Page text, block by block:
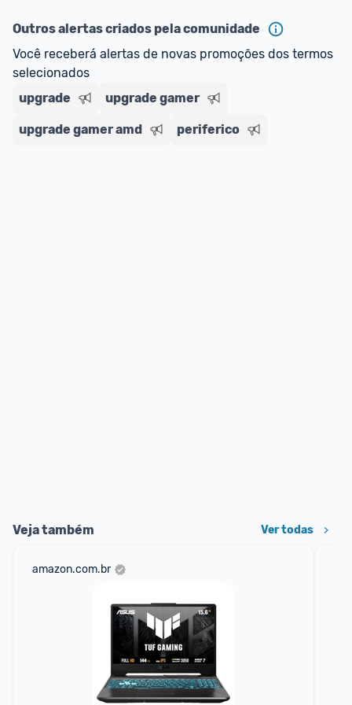
Outros alertas criados pela comunidade
Você receberá alertas de novas promoções dos termos
selecionados
upgrade
upgrade gamer
upgrade gamer amd periferico
Veja também Ver todas
amazon.com.br